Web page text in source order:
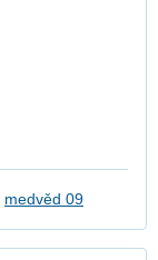
medvěd 09